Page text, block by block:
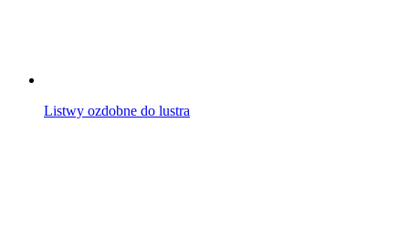
Listwy ozdobne do lustra